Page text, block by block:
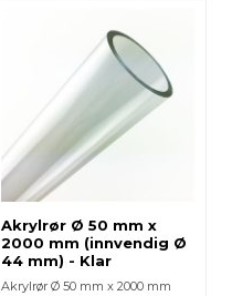
Akrylrør Ø 50 mm x
2000 mm (innvendig Ø
44 mm) - Klar
Akrylrør Ø 50 mm x 2000 mm